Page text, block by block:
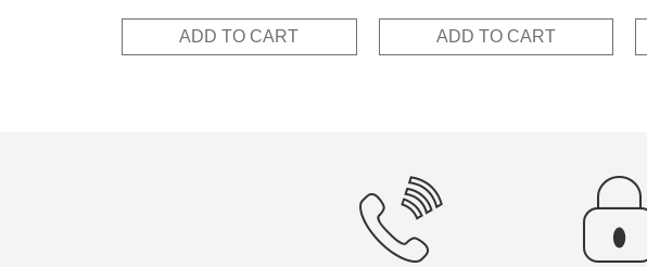
ADD TO CART
20,00€.10,00€.
ADD TO CART